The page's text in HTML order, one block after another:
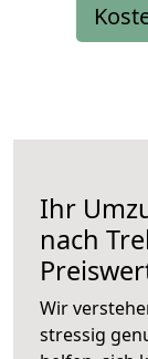
Ihr
nach
Wir
stressig